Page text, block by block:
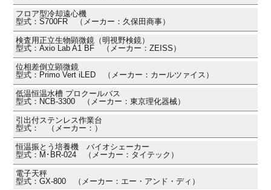
フロア型冷却遠心機
型式：S700FR （メーカー：久保田商事）
検査用正立生物顕微鏡（明視野検鏡）
型式：Axio Lab A1 BF （メーカー：ZEISS）
位相差倒立顕微鏡
型式：Primo Vert iLED （メーカー：カールツァイス）
低温恒温水槽 プロクールバス
型式：NCB-3300 （メーカー：東京理化器械）
引出付ステンレス作業台
型式： （メーカー：）
恒温振とう培養機 バイオシェーカー
型式：M･BR-024 （メーカー：タイテック）
電子天秤
型式：GX-800 （メーカー：エー・アンド・ディ）